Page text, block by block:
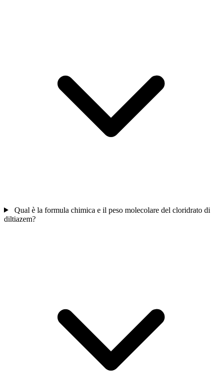
Qual è la formula chimica e il peso molecolare del cloridrato di
diltiazem?